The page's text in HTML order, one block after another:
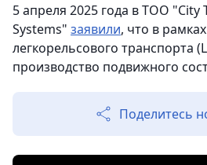
5 апреля 2025 года в ТОО
Systems" заявили, что в
легкорельсового транспорта
производство подвижного
Поделитесь